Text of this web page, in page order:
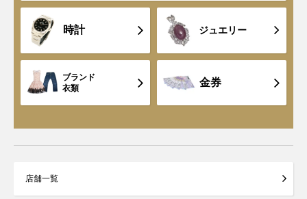
時計 ジュエリー
ブランド
衣類
金券
店舗一覧